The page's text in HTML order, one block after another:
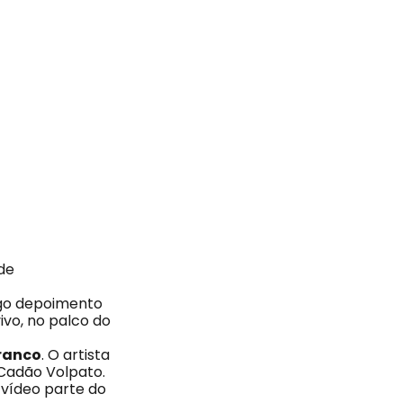
depoimento
no palco do
. O artista
Volpato.
parte do